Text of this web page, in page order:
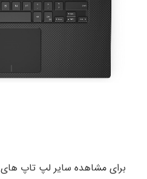
برای مشاهده سایر لپ تاپ های